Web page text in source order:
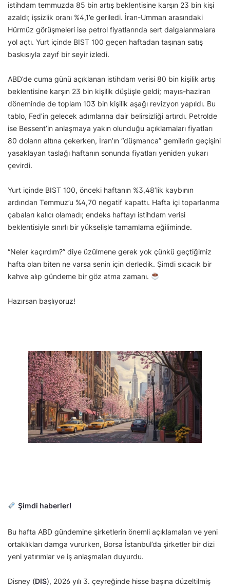
istihdam temmuzda 85 bin artış beklentisine karşın 23 bin kişi
azaldı; işsizlik oranı %4,1’e geriledi. İran-Umman arasındaki
Hürmüz görüşmeleri ise petrol fiyatlarında sert dalgalanmalara
yol açtı. Yurt içinde BIST 100 geçen haftadan taşınan satış
baskısıyla zayıf bir seyir izledi.
ABD’de cuma günü açıklanan istihdam verisi 80 bin kişilik artış
beklentisine karşın 23 bin kişilik düşüşle geldi; mayıs-haziran
döneminde de toplam 103 bin kişilik aşağı revizyon yapıldı. Bu
tablo, Fed’in gelecek adımlarına dair belirsizliği artırdı. Petrolde
ise Bessent’in anlaşmaya yakın olunduğu açıklamaları fiyatları
80 doların altına çekerken, İran’ın “düşmanca” gemilerin geçişini
yasaklayan taslağı haftanın sonunda fiyatları yeniden yukarı
çevirdi.
Yurt içinde BIST 100, önceki haftanın %3,48’lik kaybının
ardından Temmuz’u %4,70 negatif kapattı. Hafta içi toparlanma
çabaları kalıcı olamadı; endeks haftayı istihdam verisi
beklentisiyle sınırlı bir yükselişle tamamlama eğiliminde.
“Neler kaçırdım?” diye üzülmene gerek yok çünkü geçtiğimiz
hafta olan biten ne varsa senin için derledik. Şimdi sıcacık bir
kahve alıp gündeme bir göz atma zamanı.
Hazırsan başlıyoruz!
Şimdi haberler!
Bu hafta ABD gündemine şirketlerin önemli açıklamaları ve yeni
ortaklıkları damga vururken, Borsa İstanbul’da şirketler bir dizi
yeni yatırımlar ve iş anlaşmaları duyurdu.
Disney (DIS), 2026 yılı 3. çeyreğinde hisse başına düzeltilmiş